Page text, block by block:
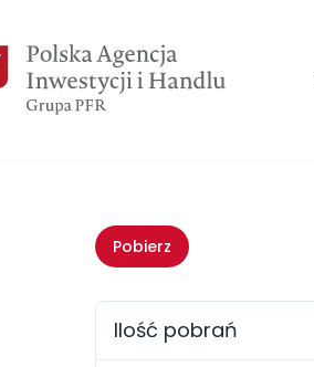
Pobierz
Ilość pobrań